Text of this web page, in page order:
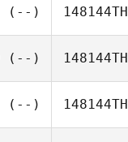
(--) 148144TH
(--) 148144TH
(--) 148144TH